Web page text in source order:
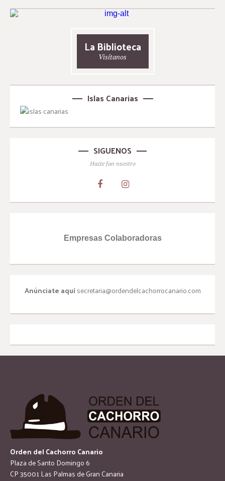
La Biblioteca
Visítanos
Islas Canarias
SIGUENOS
Hazte fan nuestro
Empresas Colaboradoras
Anúnciate aquísecretaria@ordendelcachorrocanario.com
Orden del Cachorro Canario
Plaza de Santo Domingo 6
CP 35001 Las Palmas de Gran Canaria